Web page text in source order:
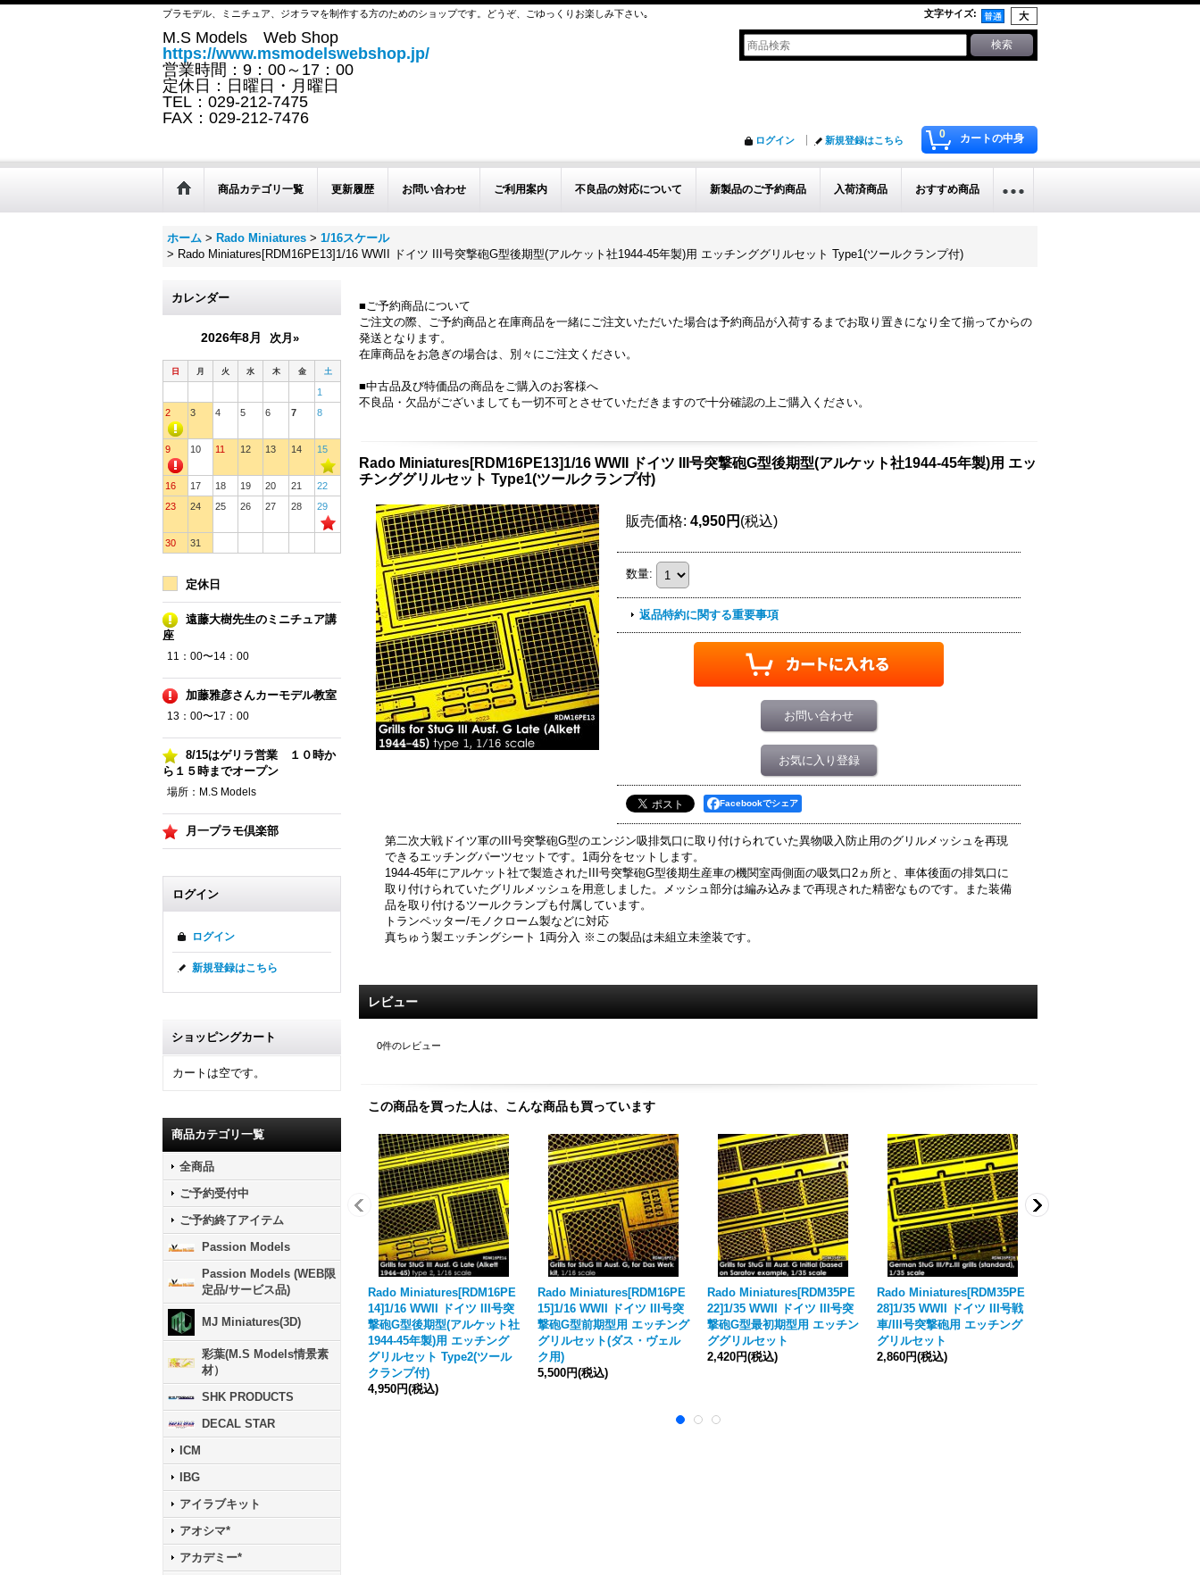
プラモデル、ミニチュア、ジオラマを制作する方のためのショップです。どうぞ、ごゆっくりお楽しみ下さい｡ 文字サイズ:
M.S Models Web Shop
https://www.msmodelswebshop.jp/
営業時間：9：00～17：00
定休日：日曜日・月曜日
TEL：029-212-7475
FAX：029-212-7476
0 カートの中身
ログイン 新規登録はこちら
商品カテゴリ一覧 更新履歴 お問い合わせ ご利用案内 不良品の対応について 新製品のご予約商品 入荷済商品 おすすめ商品
ホーム > Rado Miniatures > 1/16スケール
> Rado Miniatures[RDM16PE13]1/16 WWII ドイツ III号突撃砲G型後期型(アルケット社1944-45年製)用 エッチンググリルセット Type1(ツールクランプ付)
カレンダー
2026年8月 次月»
日 月 火 水 木 金 土
1
2
3 4 5 6 7 8
9 10 11 12 13 14 15
16 17 18 19 20 21
22
23
24 25 26 27 28 29
30 31
定休日
遠藤大樹先生のミニチュア講
座
11：00〜14：00
加藤雅彦さんカーモデル教室
13：00〜17：00
8/15はゲリラ営業 １０時か
ら１５時までオープン
場所：M.S Models
月一プラモ倶楽部
ログイン
ログイン
新規登録はこちら
ショッピングカート
カートは空です。
商品カテゴリ一覧
全商品
ご予約受付中
ご予約終了アイテム
Passion Models
Passion Models (WEB限
定品/サービス品)
MJ Miniatures(3D)
彩葉(M.S Models情景素
材）
SHK PRODUCTS
DECAL STAR
ICM
IBG
アイラブキット
アオシマ*
アカデミー*
■ご予約商品について
ご注文の際、ご予約商品と在庫商品を一緒にご注文いただいた場合は予約商品が入荷するまでお取り置きになり全て揃ってからの
発送となります。
在庫商品をお急ぎの場合は、別々にご注文ください。
■中古品及び特価品の商品をご購入のお客様へ
不良品・欠品がございましても一切不可とさせていただきますので十分確認の上ご購入ください。
Rado Miniatures[RDM16PE13]1/16 WWII ドイツ III号突撃砲G型後期型(アルケット社1944-45年製)用 エッ
チンググリルセット Type1(ツールクランプ付)
販売価格: 4,950円 (税込)
数量:
返品特約に関する重要事項
お問い合わせ
お気に入り登録
Facebookでシェア
第二次大戦ドイツ軍のIII号突撃砲G型のエンジン吸排気口に取り付けられていた異物吸入防止用のグリルメッシュを再現
できるエッチングパーツセットです。1両分をセットします。
1944-45年にアルケット社で製造されたIII号突撃砲G型後期生産車の機関室両側面の吸気口2ヵ所と、車体後面の排気口に
取り付けられていたグリルメッシュを用意しました。メッシュ部分は編み込みまで再現された精密なものです。また装備
品を取り付けるツールクランプも付属しています。
トランペッター/モノクローム製などに対応
真ちゅう製エッチングシート 1両分入 ※この製品は未組立未塗装です。
レビュー
0件のレビュー
この商品を買った人は、こんな商品も買っています
Rado Miniatures[RDM16PE
14]1/16 WWII ドイツ III号突
撃砲G型後期型(アルケット社
1944-45年製)用 エッチング
グリルセット Type2(ツール
クランプ付)
4,950円(税込)
Rado Miniatures[RDM16PE
15]1/16 WWII ドイツ III号突
撃砲G型前期型用 エッチング
グリルセット(ダス・ヴェル
ク用)
5,500円(税込)
Rado Miniatures[RDM35PE
22]1/35 WWII ドイツ III号突
撃砲G型最初期型用 エッチン
ググリルセット
2,420円(税込)
Rado Miniatures[RDM35PE
28]1/35 WWII ドイツ III号戦
車/III号突撃砲用 エッチング
グリルセット
2,860円(税込)